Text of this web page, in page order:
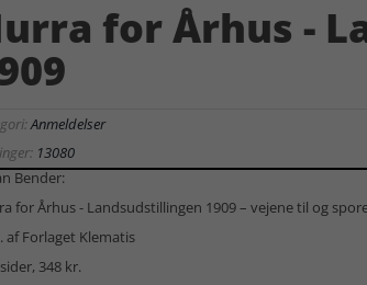
for Århus -
Anmeldelser
13080
Bender:
for Århus - Landsudstillingen 1909 – vejene til og
af Forlaget Klematis
348 kr.